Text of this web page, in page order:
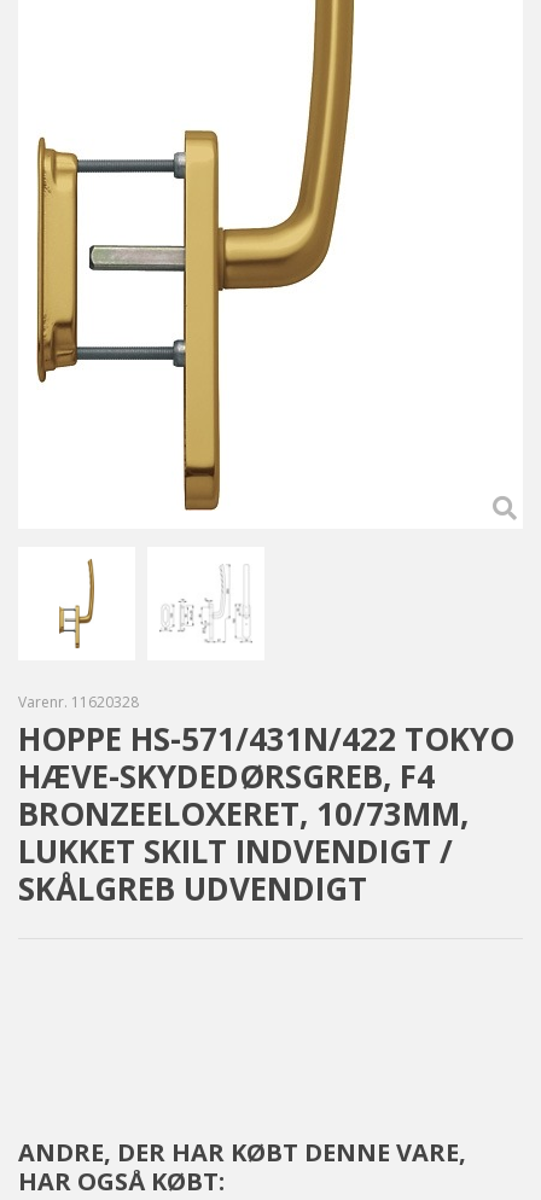
Varenr. 11620328
HOPPE HS-571/431N/422 TOKYO
HÆVE-SKYDEDØRSGREB, F4
BRONZEELOXERET, 10/73MM,
LUKKET SKILT INDVENDIGT /
SKÅLGREB UDVENDIGT
ANDRE, DER HAR KØBT DENNE VARE,
HAR OGSÅ KØBT: